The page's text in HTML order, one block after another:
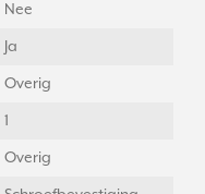
Nee
Ja
Overig
1
Overig